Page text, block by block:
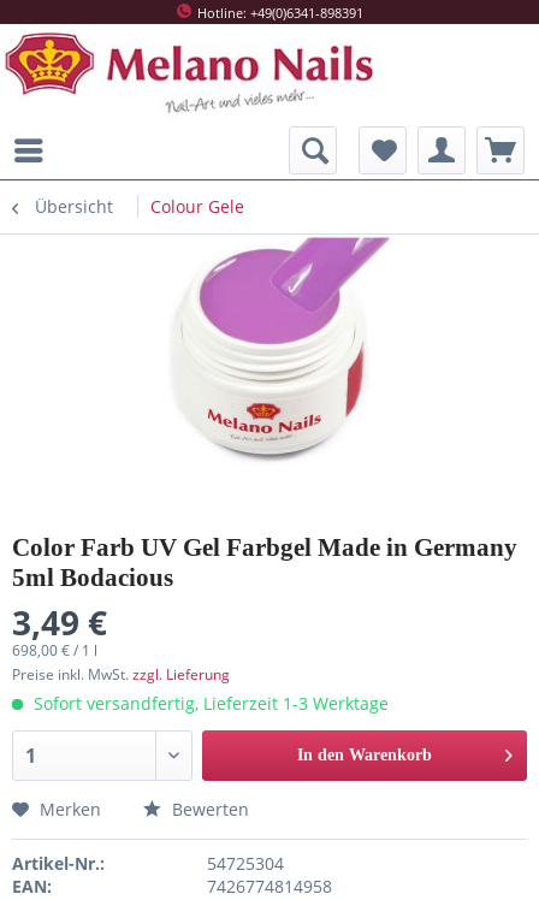
Hotline: +49(0)6341-898391
Übersicht Colour Gele
Color Farb UV Gel Farbgel Made in Germany
5ml Bodacious
3,49 €
698,00 € / 1 l
Preise inkl. MwSt.zzgl. Lieferung
Sofort versandfertig, Lieferzeit 1-3 Werktage
In den Warenkorb
Merken Bewerten
Artikel-Nr.:
54725304
EAN:
7426774814958